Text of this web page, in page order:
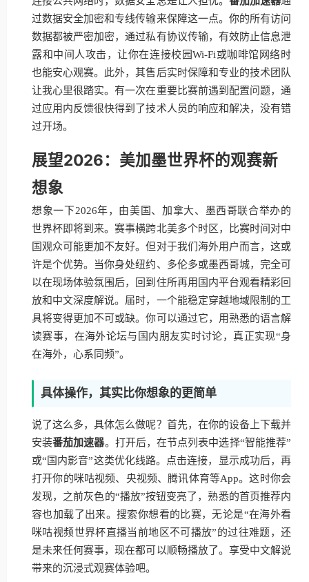
过数据安全加密和专线传输来保障这一点。你的所有访问
数据都被严密加密，通过私有协议传输，有效防止信息泄
露和中间人攻击，让你在连接校园Wi-Fi或咖啡馆网络时
也能安心观赛。此外，其售后实时保障和专业的技术团队
让我心里很踏实。有一次在重要比赛前遇到配置问题，通
过应用内反馈很快得到了技术人员的响应和解决，没有错
过开场。
展望2026：美加墨世界杯的观赛新
想象
想象一下2026年，由美国、加拿大、墨西哥联合举办的
世界杯即将到来。赛事横跨北美多个时区，比赛时间对中
国观众可能更加不友好。但对于我们海外用户而言，这或
许是个优势。当你身处纽约、多伦多或墨西哥城，完全可
以在现场体验氛围后，回到住所再用国内平台观看精彩回
放和中文深度解说。届时，一个能稳定穿越地域限制的工
具将变得更加不可或缺。你可以通过它，用熟悉的语言解
读赛事，在海外论坛与国内朋友实时讨论，真正实现“身
在海外，心系同频”。
具体操作，其实比你想象的更简单
说了这么多，具体怎么做呢？首先，在你的设备上下载并
安装番茄加速器。打开后，在节点列表中选择“智能推荐”
或“国内影音”这类优化线路。点击连接，显示成功后，再
打开你的咪咕视频、央视频、腾讯体育等App。这时你会
发现，之前灰色的“播放”按钮变亮了，熟悉的首页推荐内
容也加载了出来。搜索你想看的比赛，无论是“在海外看
咪咕视频世界杯直播当前地区不可播放”的过往难题，还
是未来任何赛事，现在都可以顺畅播放了。享受中文解说
带来的沉浸式观赛体验吧。